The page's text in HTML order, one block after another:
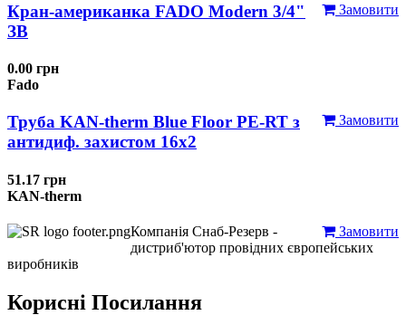
Замовити
Кран-американка FADO Modern 3/4"
ЗВ
0.00 грн
Fado
Замовити
Труба KAN-therm Blue Floor PE-RT з
антидиф. захистом 16х2
51.17 грн
KAN-therm
Замовити
Компанія Снаб-Резерв -
дистриб'ютор провідних європейських
виробників
Корисні Посилання